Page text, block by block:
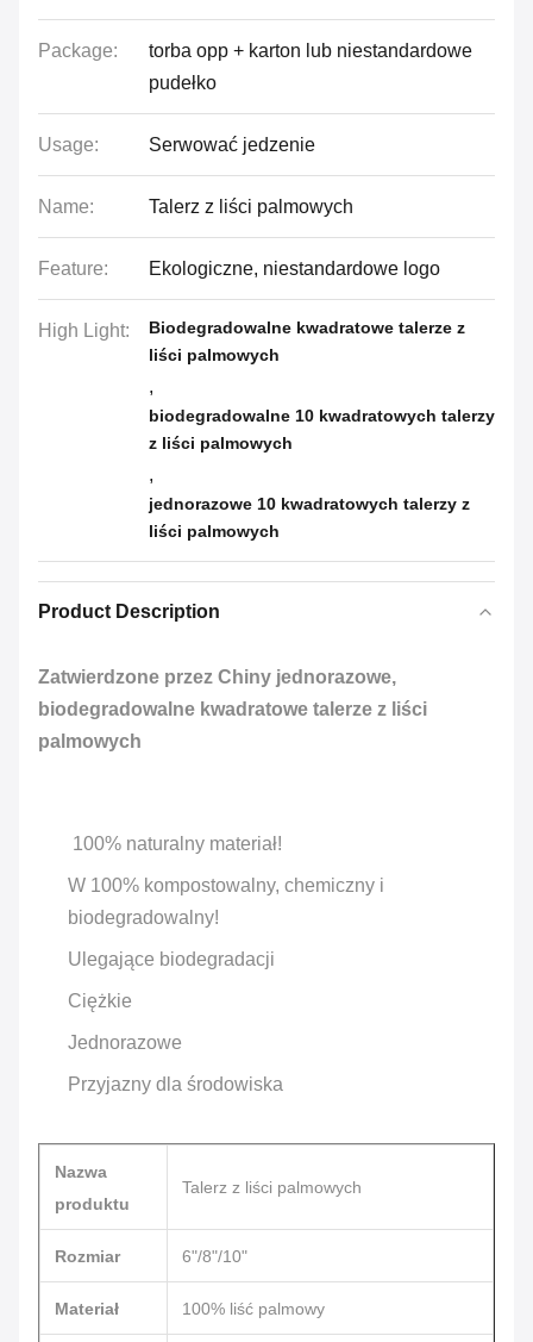
Package:
torba opp + karton lub niestandardowe
pudełko
Usage: Serwować jedzenie
Name: Talerz z liści palmowych
Feature: Ekologiczne, niestandardowe logo
High Light:
Biodegradowalne kwadratowe talerze z
liści palmowych
,
biodegradowalne 10 kwadratowych talerzy
z liści palmowych
,
jednorazowe 10 kwadratowych talerzy z
liści palmowych
Product Description
Zatwierdzone przez Chiny jednorazowe,
biodegradowalne kwadratowe talerze z liści
palmowych
100% naturalny materiał!
W 100% kompostowalny, chemiczny i
biodegradowalny!
Ulegające biodegradacji
Ciężkie
Jednorazowe
Przyjazny dla środowiska
Nazwa
produktu
Talerz z liści palmowych
Rozmiar 6"/8"/10"
Materiał 100% liść palmowy